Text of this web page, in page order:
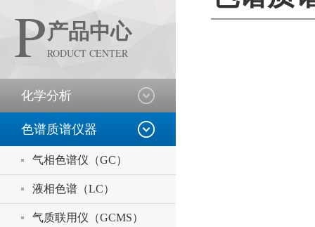
P产品中心
RODUCT CENTER
化学分析
色谱质谱仪器
气相色谱仪（GC）
液相色谱（LC）
气质联用仪（GCMS）